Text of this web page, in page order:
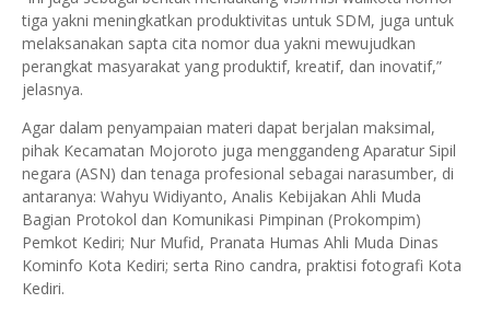
tiga yakni meningkatkan produktivitas untuk SDM, juga untuk
melaksanakan sapta cita nomor dua yakni mewujudkan
perangkat masyarakat yang produktif, kreatif, dan inovatif,”
jelasnya.
Agar dalam penyampaian materi dapat berjalan maksimal,
pihak Kecamatan Mojoroto juga menggandeng Aparatur Sipil
negara (ASN) dan tenaga profesional sebagai narasumber, di
antaranya: Wahyu Widiyanto, Analis Kebijakan Ahli Muda
Bagian Protokol dan Komunikasi Pimpinan (Prokompim)
Pemkot Kediri; Nur Mufid, Pranata Humas Ahli Muda Dinas
Kominfo Kota Kediri; serta Rino candra, praktisi fotografi Kota
Kediri.